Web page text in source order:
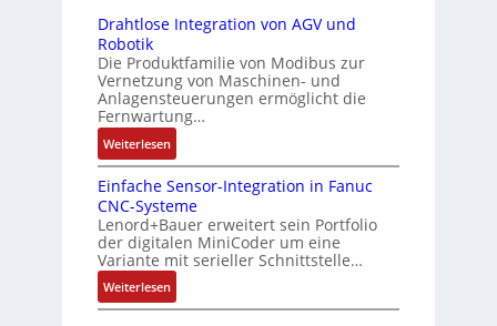
n
Z
u
a
n
s
ü
r
g
t
f
h
r
L
i
Z
r
t
i
i
z
i
e
r
u
n
g
u
k
a
u
s
g
e
i
c
h
e
Drahtlose Integration von AGV und
Robotik
Die Produktfamilie von Modibus zur
Vernetzung von Maschinen- und
Anlagensteuerungen ermöglicht die
Fernwartung…
Weiterlesen:
D
r
a
h
t
l
o
s
Einfache Sensor-Integration in Fanuc
CNC-Systeme
Lenord+Bauer erweitert sein Portfolio
der digitalen MiniCoder um eine
Variante mit serieller Schnittstelle…
Weiterlesen:
E